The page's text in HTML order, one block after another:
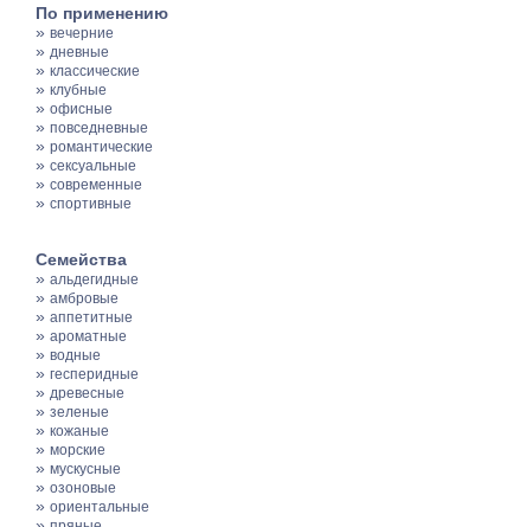
По применению
» вечерние
» дневные
» классические
» клубные
» офисные
» повседневные
» романтические
» сексуальные
» современные
» спортивные
Семейства
» альдегидные
» амбровые
» аппетитные
» ароматные
» водные
» гесперидные
» древесные
» зеленые
» кожаные
» морские
» мускусные
» озоновые
» ориентальные